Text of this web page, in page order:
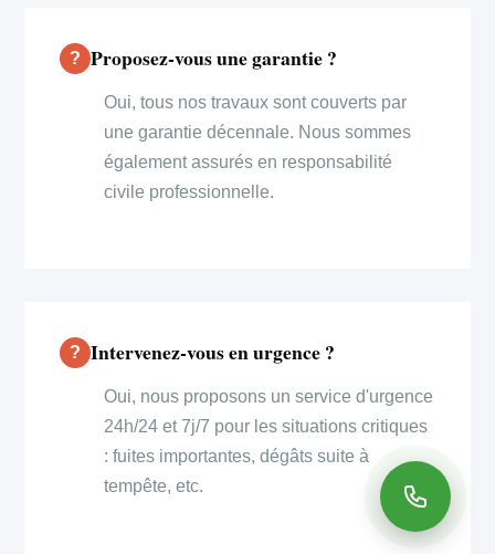
Proposez-vous une garantie ?
Oui, tous nos travaux sont couverts par
une garantie décennale. Nous sommes
également assurés en responsabilité
civile professionnelle.
Intervenez-vous en urgence ?
Oui, nous proposons un service d'urgence
24h/24 et 7j/7 pour les situations critiques
: fuites importantes, dégâts suite à
tempête, etc.